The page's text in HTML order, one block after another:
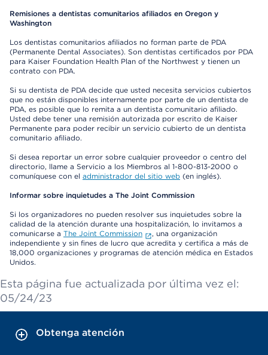
Remisiones a dentistas comunitarios afiliados en Oregon y
Washington
Los dentistas comunitarios afiliados no forman parte de PDA
(Permanente Dental Associates). Son dentistas certificados por PDA
para Kaiser Foundation Health Plan of the Northwest y tienen un
contrato con PDA.
Si su dentista de PDA decide que usted necesita servicios cubiertos
que no están disponibles internamente por parte de un dentista de
PDA, es posible que lo remita a un dentista comunitario afiliado.
Usted debe tener una remisión autorizada por escrito de Kaiser
Permanente para poder recibir un servicio cubierto de un dentista
comunitario afiliado.
Si desea reportar un error sobre cualquier proveedor o centro del
directorio, llame a Servicio a los Miembros al 1-800-813-2000 o
comuníquese con el administrador del sitio web (en inglés).
Informar sobre inquietudes a The Joint Commission
Si los organizadores no pueden resolver sus inquietudes sobre la
calidad de la atención durante una hospitalización, lo invitamos a
comunicarse a The Joint Commission
, una organización
independiente y sin fines de lucro que acredita y certifica a más de
18,000 organizaciones y programas de atención médica en Estados
Unidos.
Esta página fue actualizada por última vez el:
05/24/23
Obtenga atención